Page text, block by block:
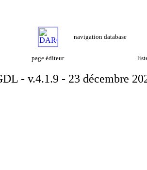
navigation database
page éditeur
- v.4.1.9 - 23 décembre